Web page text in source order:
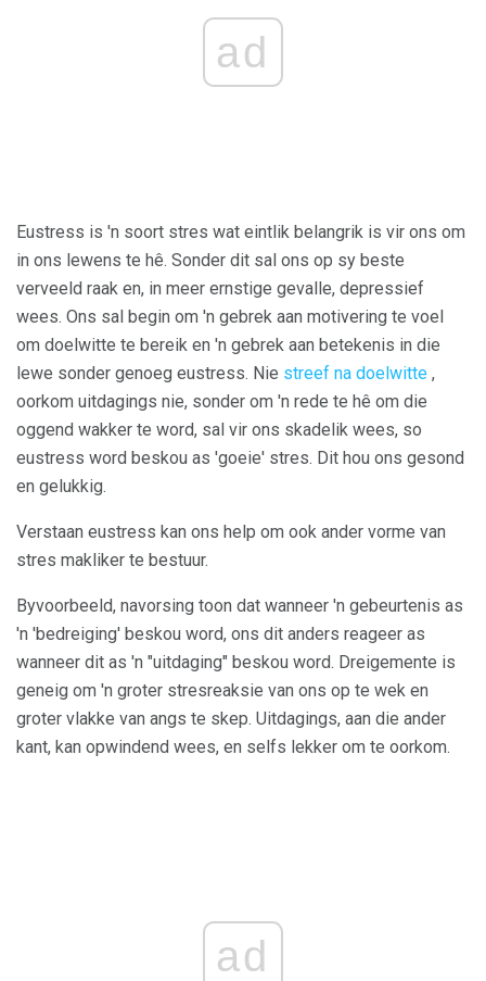
ad
Eustress is 'n soort stres wat eintlik belangrik is vir ons om
in ons lewens te hê. Sonder dit sal ons op sy beste
verveeld raak en, in meer ernstige gevalle, depressief
wees. Ons sal begin om 'n gebrek aan motivering te voel
om doelwitte te bereik en 'n gebrek aan betekenis in die
lewe sonder genoeg eustress. Nie streef na doelwitte ,
oorkom uitdagings nie, sonder om 'n rede te hê om die
oggend wakker te word, sal vir ons skadelik wees, so
eustress word beskou as 'goeie' stres. Dit hou ons gesond
en gelukkig.
Verstaan ​​eustress kan ons help om ook ander vorme van
stres makliker te bestuur.
Byvoorbeeld, navorsing toon dat wanneer 'n gebeurtenis as
'n 'bedreiging' beskou word, ons dit anders reageer as
wanneer dit as 'n "uitdaging" beskou word. Dreigemente is
geneig om 'n groter stresreaksie van ons op te wek en
groter vlakke van angs te skep. Uitdagings, aan die ander
kant, kan opwindend wees, en selfs lekker om te oorkom.
ad